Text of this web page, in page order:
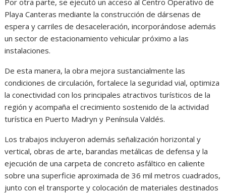
Por otra parte, se ejecutó un acceso al Centro Operativo de
Playa Canteras mediante la construcción de dársenas de
espera y carriles de desaceleración, incorporándose además
un sector de estacionamiento vehicular próximo a las
instalaciones.
De esta manera, la obra mejora sustancialmente las
condiciones de circulación, fortalece la seguridad vial, optimiza
la conectividad con los principales atractivos turísticos de la
región y acompaña el crecimiento sostenido de la actividad
turística en Puerto Madryn y Península Valdés.
Los trabajos incluyeron además señalización horizontal y
vertical, obras de arte, barandas metálicas de defensa y la
ejecución de una carpeta de concreto asfáltico en caliente
sobre una superficie aproximada de 36 mil metros cuadrados,
junto con el transporte y colocación de materiales destinados